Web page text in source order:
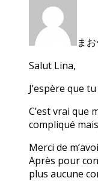
ま
Salut Lina,
J’espère que
C’est vrai que
compliqué
Merci de
Après pour
plus aucune